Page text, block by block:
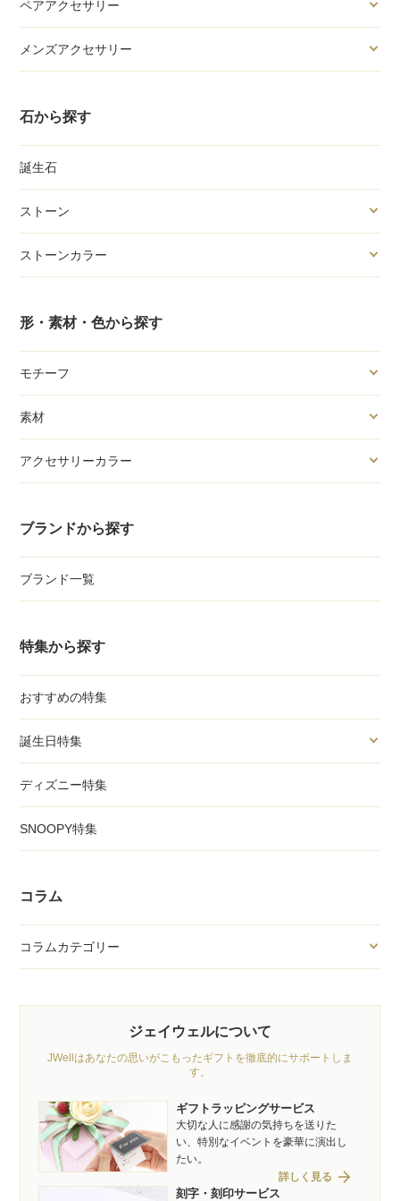
ペアアクセサリー
メンズアクセサリー
石から探す
誕生石
ストーン
ストーンカラー
形・素材・色から探す
モチーフ
素材
アクセサリーカラー
ブランドから探す
ブランド一覧
特集から探す
おすすめの特集
誕生日特集
ディズニー特集
SNOOPY特集
コラム
コラムカテゴリー
ジェイウェルについて
JWellはあなたの思いがこもったギフトを徹底的にサポートしま
す。
ギフトラッピングサービス
大切な人に感謝の気持ちを送りた
い、特別なイベントを豪華に演出し
たい。
詳しく見る arrow_forward
刻字・刻印サービス